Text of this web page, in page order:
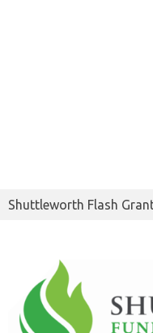
Shuttleworth Flash